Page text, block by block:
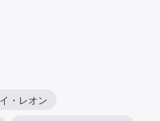
・レオン